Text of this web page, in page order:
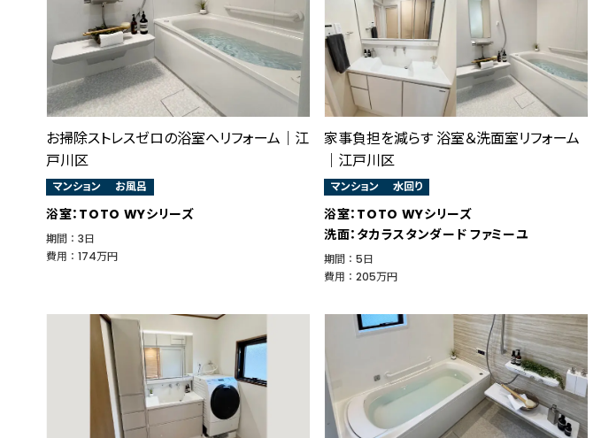
お掃除ストレスゼロの浴室へリフォーム｜江
戸川区
マンション お風呂
浴室：TOTO WYシリーズ
期間 ： 3日
費用 ： 174万円
家事負担を減らす 浴室＆洗面室リフォーム
｜江戸川区
マンション 水回り
浴室：TOTO WYシリーズ
洗面：タカラスタンダード ファミーユ
期間 ： 5日
費用 ： 205万円